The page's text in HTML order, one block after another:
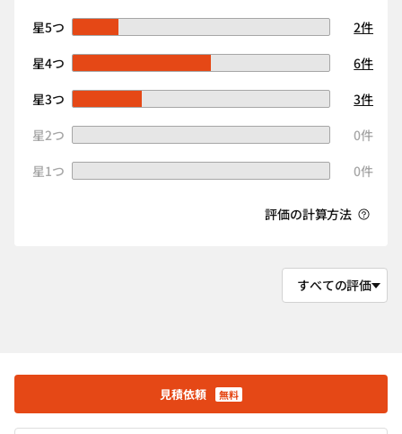
星5つ
2件
星4つ
6件
星3つ
3件
星2つ
0件
星1つ
0件
評価の計算方法
見積依頼 無料